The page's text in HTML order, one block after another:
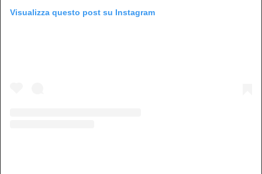
Visualizza questo post su Instagram